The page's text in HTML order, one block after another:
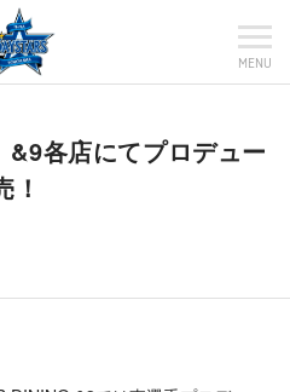
MENU
各店にてプロデュー